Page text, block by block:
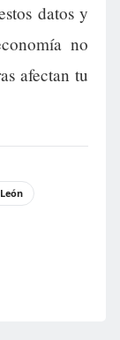
datos y
no
afectan tu